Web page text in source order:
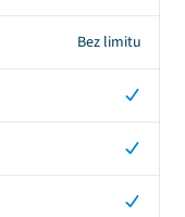
Bez limitu